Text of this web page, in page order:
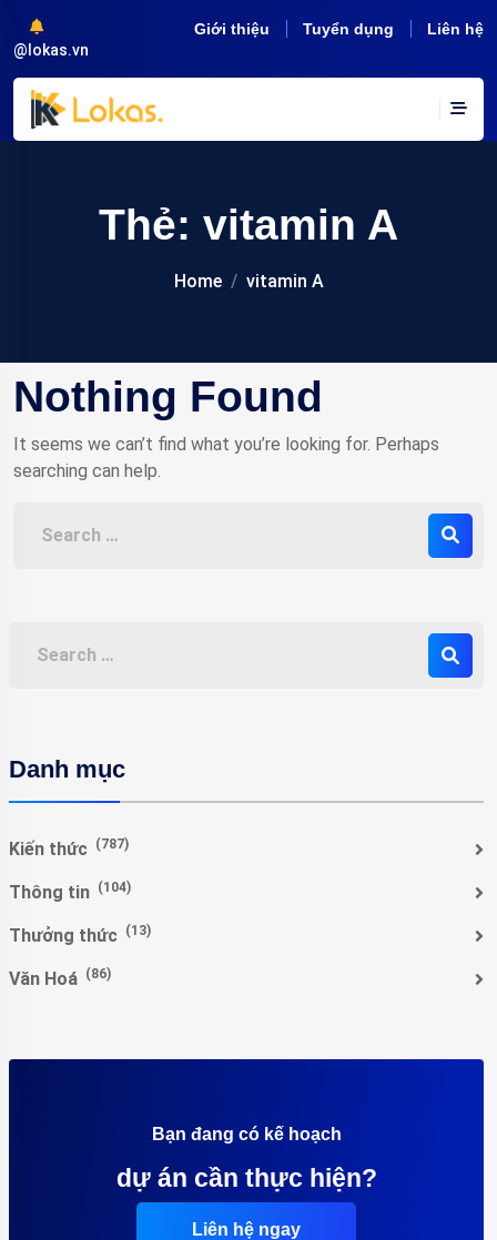
@lokas.vn
Giới thiệu Tuyển dụng Liên hệ
Thẻ: vitamin A
Home vitamin A
Nothing Found
It seems we can’t find what you’re looking for. Perhaps
searching can help.
Danh mục
Kiến thức (787)
Thông tin (104)
Thưởng thức (13)
Văn Hoá (86)
Bạn đang có kế hoạch
dự án cần thực hiện?
Liên hệ ngay